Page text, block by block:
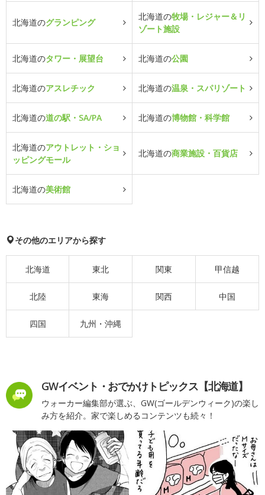
北海道のグランピング
北海道の牧場・レジャー＆リ
ゾート施設
北海道のタワー・展望台 北海道の公園
北海道のアスレチック 北海道の温泉・スパリゾート
北海道の道の駅・SA/PA 北海道の博物館・科学館
北海道のアウトレット・ショ
ッピングモール
北海道の商業施設・百貨店
北海道の美術館
その他のエリアから探す
北海道 東北 関東 甲信越
北陸 東海 関西 中国
四国 九州・沖縄
GWイベント・おでかけトピックス【北海道】
ウォーカー編集部が選ぶ、GW(ゴールデンウィーク)の楽し
み方を紹介。家で楽しめるコンテンツも続々！